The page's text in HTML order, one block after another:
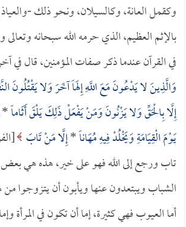
وكقمل العانة، وكالسيلان، ونحو ذلك -
بالإثم العظيم، الذي حرمه الله سبحانه
في القرآن عندما ذكر صفات المؤمنين، قال في
وَالَّذِينَ لا يَدْعُونَ مَعَ اللَّهِ إِلَهاً آخَرَ وَلا يَقْتُلُونَ
إِلَّا بِالْحَقِّ وَلا يَزْنُونَ وَمَنْ يَفْعَلْ ذَلِكَ يَلْقَ أَثَاماً
يَوْمَ الْقِيَامَةِ وَيَخْلُدْ فِيهِ مُهَاناً*إِلَّا مَنْ تَابَ
تاب ورجع إلى الله فهو على خير، هذه هي بعض
الشباب ويبتعدون عنها ويأبون أن يتزوجوا من
أما العيوب فهي كثيرة، إما أن تكون في المرأة